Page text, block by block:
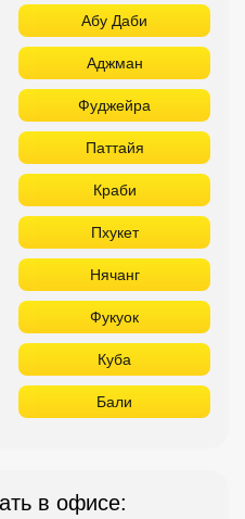
Абу Даби
Аджман
Фуджейра
Паттайя
Краби
Пхукет
Нячанг
Фукуок
Куба
Бали
в офисе: